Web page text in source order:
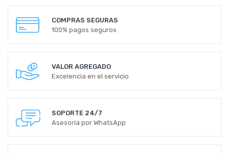
COMPRAS SEGURAS
100% pagos seguros
VALOR AGREGADO
Excelencia en el servicio
SOPORTE 24/7
Asesoría por WhatsApp